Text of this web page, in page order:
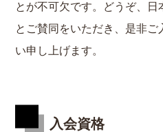
とが不可欠です。どうぞ、
とご賛同をいただき、是非
い申し上げます。
入会資格